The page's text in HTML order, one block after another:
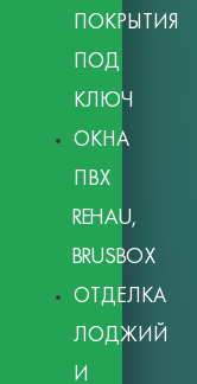
ПОКРЫТИЯ
ПОД
КЛЮЧ
ОКНА
ПВХ
REHAU,
BRUSBOX
ОТДЕЛКА
ЛОДЖИЙ
И